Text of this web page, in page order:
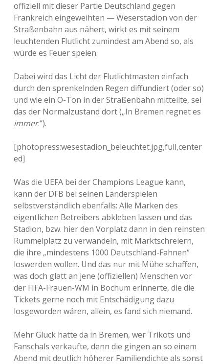
offiziell mit dieser Partie Deutschland gegen
Frankreich eingeweihten — Weserstadion von der
Straßenbahn aus nähert, wirkt es mit seinem
leuchtenden Flutlicht zumindest am Abend so, als
würde es Feuer speien.
Dabei wird das Licht der Flutlichtmasten einfach
durch den sprenkelnden Regen diffundiert (oder so)
und wie ein O-Ton in der Straßenbahn mitteilte, sei
das der Normalzustand dort („In Bremen regnet es
immer.“).
[photopress:wesestadion_beleuchtet.jpg,full,center
ed]
Was die UEFA bei der Champions League kann,
kann der DFB bei seinen Länderspielen
selbstverständlich ebenfalls: Alle Marken des
eigentlichen Betreibers abkleben lassen und das
Stadion, bzw. hier den Vorplatz dann in den reinsten
Rummelplatz zu verwandeln, mit Marktschreiern,
die ihre „mindestens 1000 Deutschland-Fahnen“
loswerden wollen. Und das nur mit Mühe schaffen,
was doch glatt an jene (offiziellen) Menschen vor
der FIFA-Frauen-WM in Bochum erinnerte, die die
Tickets gerne noch mit Entschädigung dazu
losgeworden wären, allein, es fand sich niemand.
Mehr Glück hatte da in Bremen, wer Trikots und
Fanschals verkaufte, denn die gingen an so einem
Abend mit deutlich höherer Familiendichte als sonst